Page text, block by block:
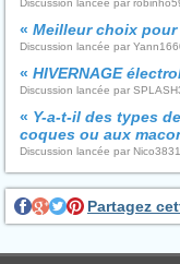
Discussion lancée par
« Meilleur choix
Discussion lancée par
« HIVERNAGE
Discussion lancée par
« Y-a-t-il des types
coques ou aux
Discussion lancée par
Partagez